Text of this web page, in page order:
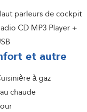
parleurs de cockpit
CD MP3 Player +
et autre
à gaz
chaude